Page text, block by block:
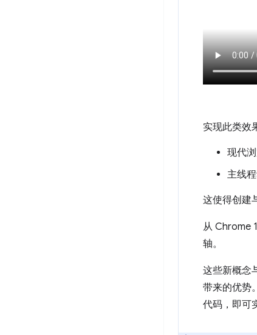
实现此类效
现代
主线
这使得创建
从 Chrome
轴。
这些新概念
带来的优势
代码，即可